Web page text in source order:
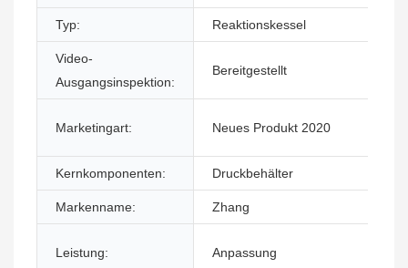
Typ: Reaktionskessel
Video-
Ausgangsinspektion:
Bereitgestellt
Marketingart: Neues Produkt 2020
Kernkomponenten: Druckbehälter
Markenname: Zhang
Leistung: Anpassung